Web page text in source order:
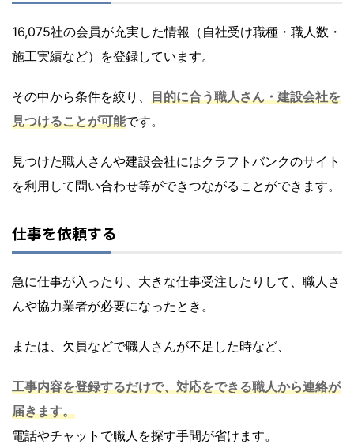
16,075社の会員が充実した情報（自社受け職種・職人数・
施工実績など）を登録しています。
その中から条件を絞り、 目的に合う職人さん・建設会社を
見つけることが可能です。
見つけた職人さんや建設会社にはクラフトバンクのサイト
を利用して問い合わせ等ができつながることができます。
仕事を依頼する
急に仕事が入ったり、大きな仕事受注したりして、職人さ
んや協力業者が必要になったとき。
または、欠員などで職人さんが不足した時など、
工事内容を登録するだけで、対応をできる職人から連絡が
届きます。
電話やチャットで職人を探す手間が省けます。